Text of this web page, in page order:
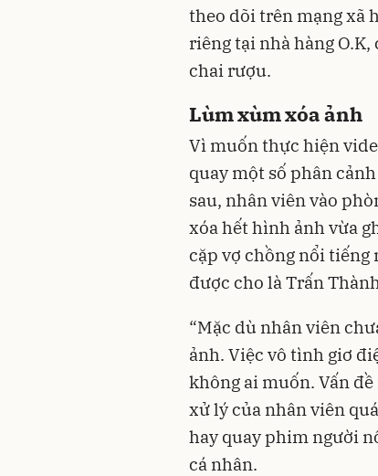
theo dõi trên mạng xã
riêng tại nhà hàng
chai rượu.
Lùm xùm xóa ảnh
Vì muốn thực hiện
quay một số phân
sau, nhân viên vào
xóa hết hình ảnh vừa
cặp vợ chồng nổi tiếng
được cho là Trấn
“Mặc dù nhân viên
ảnh. Việc vô tình giơ
không ai muốn. Vấn
xử lý của nhân viên
hay quay phim người
cá nhân.